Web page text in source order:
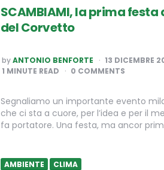
SCAMBIAMI, la prima
del Corvetto
POSTED
BY
byANTONIO BENFORTE
13 DICEMBRE
1 MINUTE READ 0 COMMENTS
Segnaliamo un importante evento
che ci sta a cuore, per l’idea e per il
fa portatore. Una festa, ma ancor
AMBIENTE CLIMA